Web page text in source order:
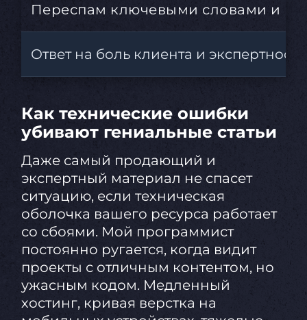
Переспам ключевыми словами и
Ответ на боль клиента и экспертность
Как технические ошибки
убивают гениальные статьи
Даже самый продающий и
экспертный материал не спасет
ситуацию, если техническая
оболочка вашего ресурса работает
со сбоями. Мой программист
постоянно ругается, когда видит
проекты с отличным контентом, но
ужасным кодом. Медленный
хостинг, кривая верстка на